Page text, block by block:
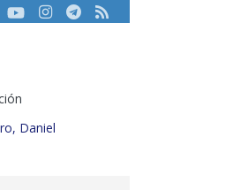
TwitterYoutubeInstagram
Telegram
RSS
Daniel